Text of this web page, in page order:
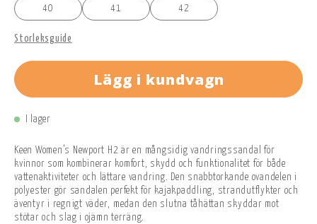
40 41 42
Storleksguide
Lägg i kundvagn
I lager
Keen Women’s Newport H2 är en mångsidig vandringssandal för
kvinnor som kombinerar komfort, skydd och funktionalitet för både
vattenaktiviteter och lättare vandring. Den snabbtorkande ovandelen i
polyester gör sandalen perfekt för kajakpaddling, strandutflykter och
äventyr i regnigt väder, medan den slutna tåhättan skyddar mot
stötar och slag i ojämn terräng.